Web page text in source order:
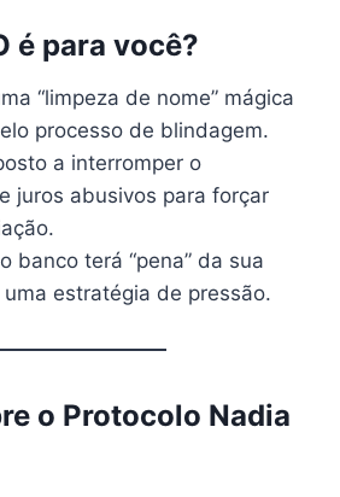
é para você?
“limpeza de nome” mágica
processo de blindagem.
a interromper o
juros abusivos para forçar
banco terá “pena” da sua
estratégia de pressão.
o Protocolo Nadia